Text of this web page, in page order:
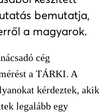
bemutatja,
a magyarok.
cég
a TÁRKI. A
kérdeztek, akik
legalább egy